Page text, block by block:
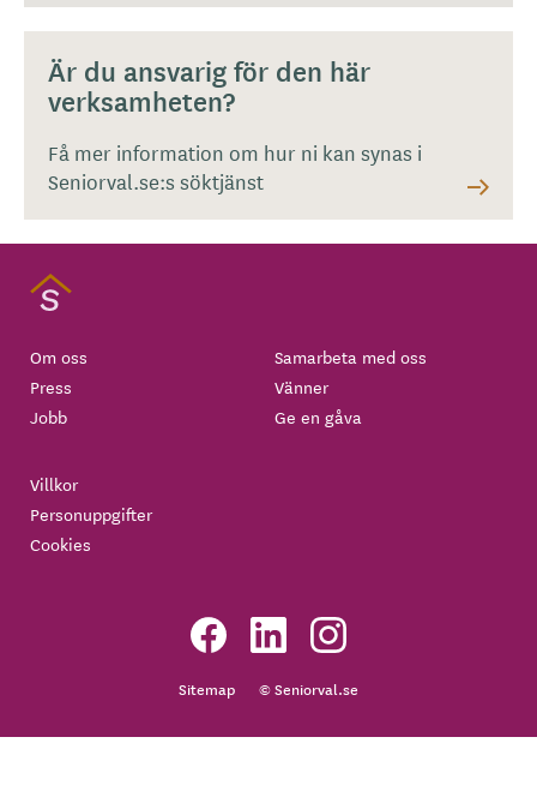
Är du ansvarig för den här
verksamheten?
Få mer information om hur ni kan synas i
Seniorval.se:s söktjänst
Om oss
Press
Jobb
Samarbeta med oss
Vänner
Ge en gåva
Villkor
Personuppgifter
Cookies
Sitemap © Seniorval.se